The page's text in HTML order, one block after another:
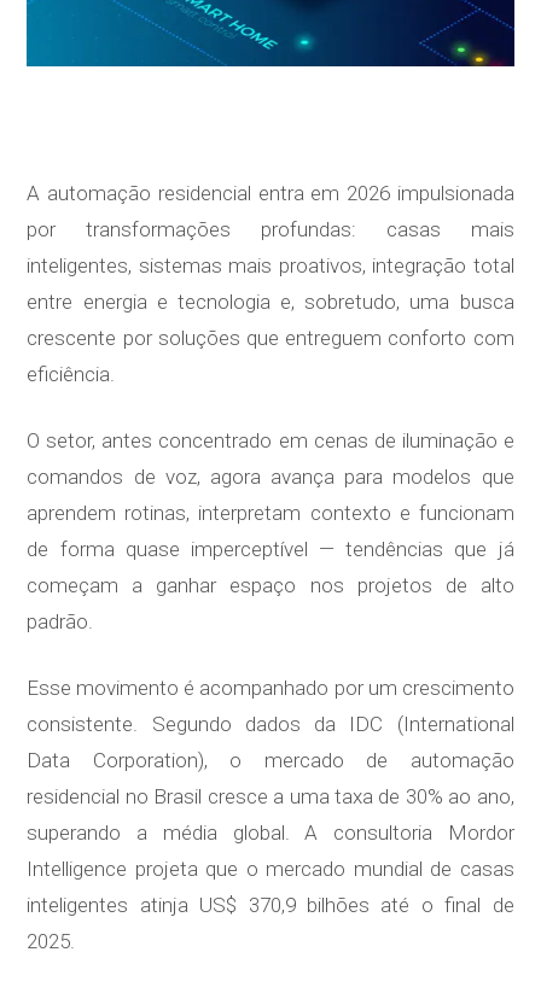
A automação residencial entra em 2026 impulsionada
por transformações profundas: casas mais
inteligentes, sistemas mais proativos, integração total
entre energia e tecnologia e, sobretudo, uma busca
crescente por soluções que entreguem conforto com
eficiência.
O setor, antes concentrado em cenas de iluminação e
comandos de voz, agora avança para modelos que
aprendem rotinas, interpretam contexto e funcionam
de forma quase imperceptível — tendências que já
começam a ganhar espaço nos projetos de alto
padrão.
Esse movimento é acompanhado por um crescimento
consistente. Segundo dados da IDC (International
Data Corporation), o mercado de automação
residencial no Brasil cresce a uma taxa de 30% ao ano,
superando a média global. A consultoria Mordor
Intelligence projeta que o mercado mundial de casas
inteligentes atinja US$ 370,9 bilhões até o final de
2025.